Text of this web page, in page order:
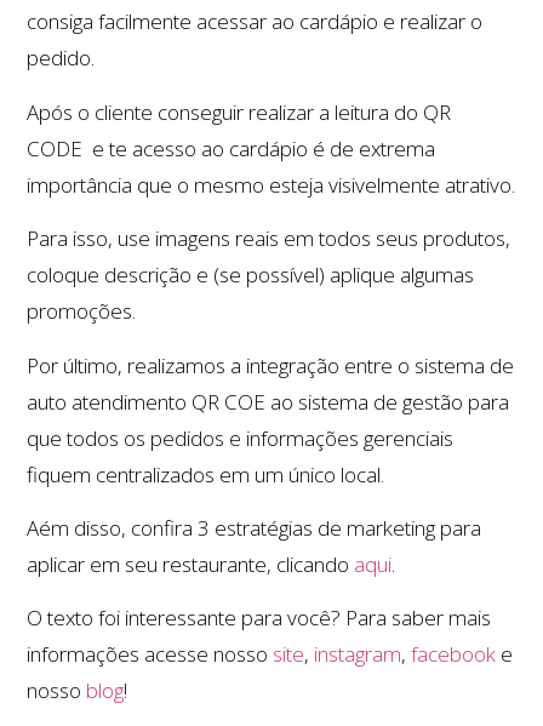
consiga facilmente acessar ao cardápio e realizar o
pedido.
Após o cliente conseguir realizar a leitura do QR
CODE e te acesso ao cardápio é de extrema
importância que o mesmo esteja visivelmente atrativo.
Para isso, use imagens reais em todos seus produtos,
coloque descrição e (se possível) aplique algumas
promoções.
Por último, realizamos a integração entre o sistema de
auto atendimento QR COE ao sistema de gestão para
que todos os pedidos e informações gerenciais
fiquem centralizados em um único local.
Aém disso, confira 3 estratégias de marketing para
aplicar em seu restaurante, clicando aqui.
O texto foi interessante para você? Para saber mais
informações acesse nosso site, instagram,facebook e
nosso blog!